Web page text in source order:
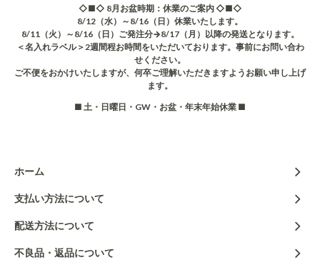
◇■◇ 8月お盆時期：休業のご案内 ◇■◇
8/12（水）～8/16（日）休業いたします。
8/11（火）～8/16（日）ご発注分→8/17（月）以降の発送となります。
＜名入れラベル＞2週間程お時間をいただいております。事前にお問い合わ
せください。
ご不便をおかけいたしますが、何卒ご理解いただきますようお願い申し上げ
ます。
■ 土・日曜日・GW・お盆・年末年始休業 ■
ホーム
支払い方法について
配送方法について
不良品・返品について